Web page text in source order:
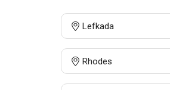
Lefkada
Rhodes